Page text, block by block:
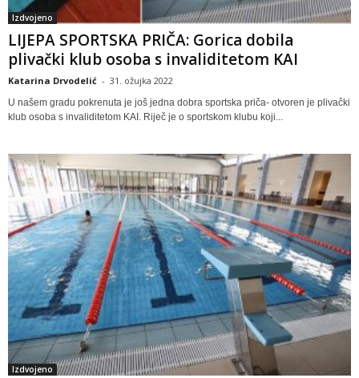
Izdvojeno
LIJEPA SPORTSKA PRIČA: Gorica dobila
plivački klub osoba s invaliditetom KAI
Katarina Drvodelić - 31. ožujka 2022
U našem gradu pokrenuta je još jedna dobra sportska priča- otvoren je plivački
klub osoba s invaliditetom KAI. Riječ je o sportskom klubu koji...
Izdvojeno